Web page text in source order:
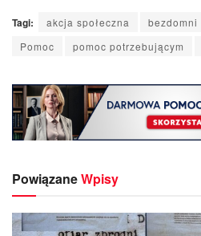
Tagi: akcja społeczna bezdomni
Pomoc
pomoc potrzebującym
PowiązaneWpisy